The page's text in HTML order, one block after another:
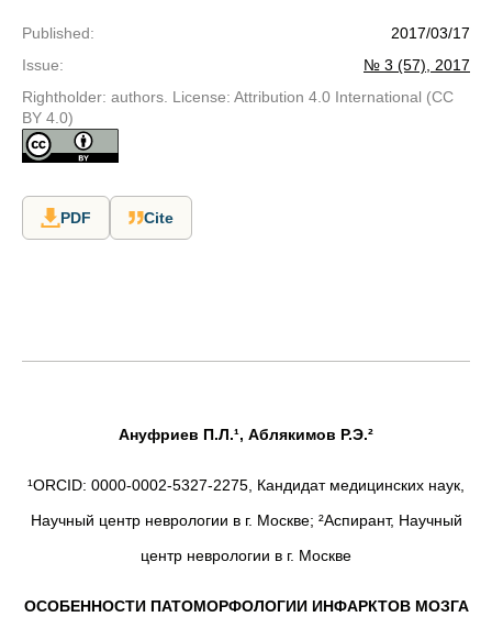
Published:
2017/03/17
Issue:
№ 3 (57), 2017
Rightholder: authors. License: Attribution 4.0 International (CC
BY 4.0)
PDF Cite
Ануфриев П.Л.¹, Аблякимов Р.Э.²
¹ORCID: 0000-0002-5327-2275, Кандидат медицинских наук,
Научный центр неврологии в г. Москве; ²Аспирант, Научный
центр неврологии в г. Москве
ОСОБЕННОСТИ ПАТОМОРФОЛОГИИ ИНФАРКТОВ МОЗГА